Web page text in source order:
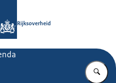
Rijksoverheid